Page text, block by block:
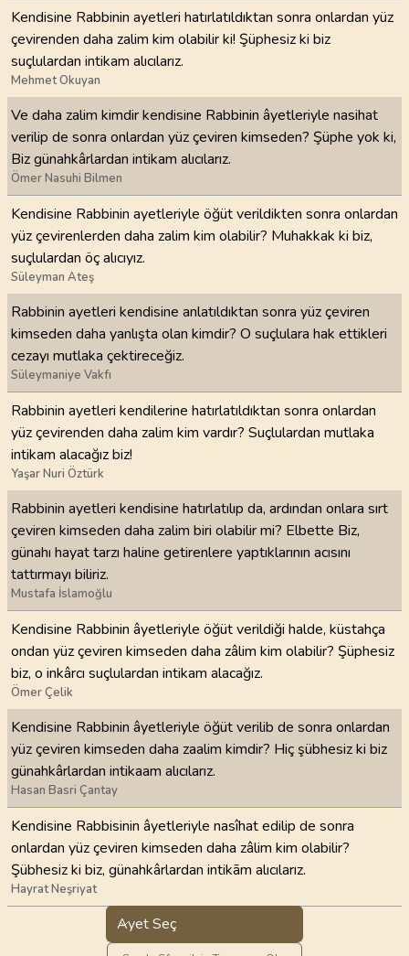
Kendisine Rabbinin ayetleri hatırlatıldıktan sonra onlardan yüz
çevirenden daha zalim kim olabilir ki! Şüphesiz ki biz
suçlulardan intikam alıcılarız.
Mehmet Okuyan
Ve daha zalim kimdir kendisine Rabbinin âyetleriyle nasihat
verilip de sonra onlardan yüz çeviren kimseden? Şüphe yok ki,
Biz günahkârlardan intikam alıcılarız.
Ömer Nasuhi Bilmen
Kendisine Rabbinin ayetleriyle öğüt verildikten sonra onlardan
yüz çevirenlerden daha zalim kim olabilir? Muhakkak ki biz,
suçlulardan öç alıcıyız.
Süleyman Ateş
Rabbinin ayetleri kendisine anlatıldıktan sonra yüz çeviren
kimseden daha yanlışta olan kimdir? O suçlulara hak ettikleri
cezayı mutlaka çektireceğiz.
Süleymaniye Vakfı
Rabbinin ayetleri kendilerine hatırlatıldıktan sonra onlardan
yüz çevirenden daha zalim kim vardır? Suçlulardan mutlaka
intikam alacağız biz!
Yaşar Nuri Öztürk
Rabbinin ayetleri kendisine hatırlatılıp da, ardından onlara sırt
çeviren kimseden daha zalim biri olabilir mi? Elbette Biz,
günahı hayat tarzı haline getirenlere yaptıklarının acısını
tattırmayı biliriz.
Mustafa İslamoğlu
Kendisine Rabbinin âyetleriyle öğüt verildiği halde, küstahça
ondan yüz çeviren kimseden daha zâlim kim olabilir? Şüphesiz
biz, o inkârcı suçlulardan intikam alacağız.
Ömer Çelik
Kendisine Rabbinin âyetleriyle öğüt verilib de sonra onlardan
yüz çeviren kimseden daha zaalim kimdir? Hiç şübhesiz ki biz
günahkârlardan intikaam alıcılarız.
Hasan Basri Çantay
Kendisine Rabbisinin âyetleriyle nasîhat edilip de sonra
onlardan yüz çeviren kimseden daha zâlim kim olabilir?
Şübhesiz ki biz, günahkârlardan intikām alıcılarız.
Hayrat Neşriyat
Ayet Seç